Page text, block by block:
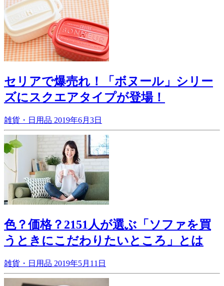
セリアで爆売れ！「ボヌール」シリー
ズにスクエアタイプが登場！
雑貨・日用品 2019年6月3日
色？価格？2151人が選ぶ「ソファを買
うときにこだわりたいところ」とは
雑貨・日用品 2019年5月11日